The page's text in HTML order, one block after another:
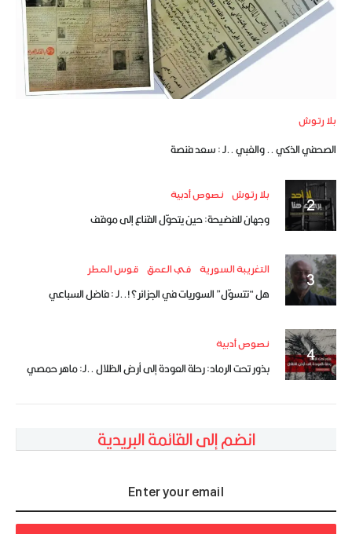
بلا رتوش
الصحفي الذكي .. والغبي ..لـ : سعد فنصة
بلا رتوش نصوص أدبية
وجهان للفضيحة: حين يتحوّل القناع إلى موقف
التغريبة السورية في العمق قوس المطر
هل “تتسوّل” السوريات في الجزائر؟!..لـ : فاضل السباعي
نصوص أدبية
بذور تحت الرماد: رحلة العودة إلى أرض الظلال ..لـ: ماهر حمصي
انضم إلى القائمة البريدية